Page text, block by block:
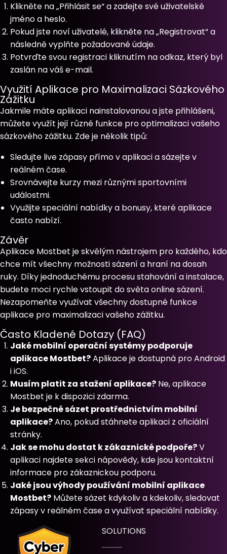
Klikněte na „Přihlásit se“ a zadejte své uživatelské
jméno a heslo.
Pokud jste noví uživatelé, klikněte na „Registrovat“ a
následně vyplňte požadované údaje.
Potvrďte svou registraci kliknutím na odkaz, který byl
zaslán na váš e-mail.
Využití Aplikace pro Maximalizaci Sázkového
Zážitku
Jakmile máte aplikaci nainstalovanou a jste přihlášeni,
můžete využít její různé funkce pro optimalizaci vašeho
sázkového zážitku. Zde je několik tipů:
Sledujte live zápasy přímo v aplikaci a sázejte v
reálném čase.
Srovnávejte kurzy mezi různými sportovními
událostmi.
Využijte speciální nabídky a bonusy, které aplikace
často nabízí.
Závěr
Aplikace Mostbet je skvělým nástrojem pro každého, kdo
chce mít všechny možnosti sázení a hraní na dosah
ruky. Díky jednoduchému procesu stahování a instalace,
budete moci rychle vstoupit do světa online sázení.
Nezapomeňte využívat všechny dostupné funkce
aplikace pro maximalizaci vašeho zážitku.
Často Kladené Dotazy (FAQ)
Jaké mobilní operační systémy podporuje
aplikace Mostbet?Aplikace je dostupná pro Android
i iOS.
Musím platit za stažení aplikace? Ne, aplikace
Mostbet je k dispozici zdarma.
Je bezpečné sázet prostřednictvím mobilní
aplikace?Ano, pokud stáhnete aplikaci z oficiální
stránky.
Jak se mohu dostat k zákaznické podpoře?V
aplikaci najdete sekci nápovědy, kde jsou kontaktní
informace pro zákaznickou podporu.
Jaké jsou výhody používání mobilní aplikace
Mostbet? Můžete sázet kdykoliv a kdekoliv, sledovat
zápasy v reálném čase a využívat speciální nabídky.
SOLUTIONS